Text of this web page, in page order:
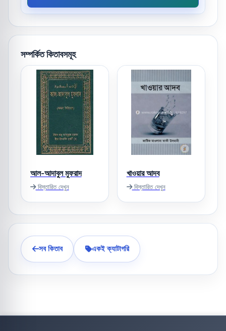
সম্পর্কিত কিতাবসমূহ
আল-আদাবুল মুফরাদ
বিস্তারিত দেখুন
খাওয়ার আদব
বিস্তারিত দেখুন
সব কিতাব একই ক্যাটাগরি